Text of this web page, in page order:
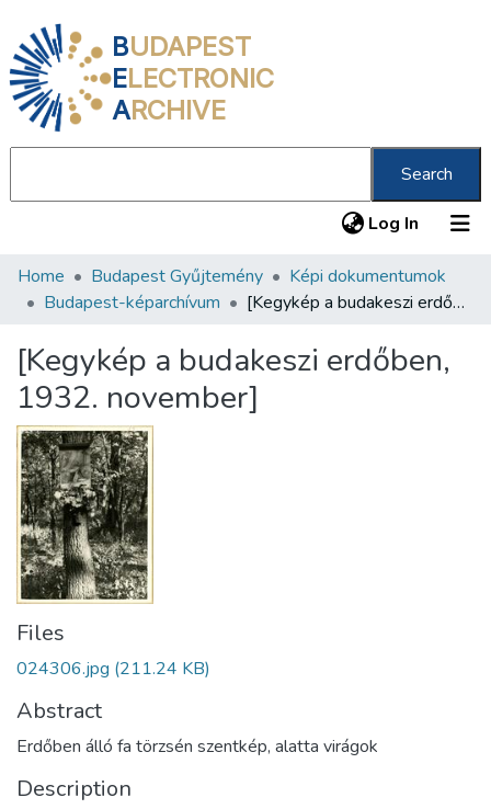
BUDAPEST
ELECTRONIC
ARCHIVE
Search
Log In (current)
Communities & Collections
Statistics
About us
Home Budapest Gyűjtemény
Képi dokumentumok
Budapest-képarchívum
[Kegykép a budakeszi erdőben, 1932. november]
[Kegykép a budakeszi erdőben,
1932. november]
Files
024306.jpg (211.24 KB)
Abstract
Erdőben álló fa törzsén szentkép, alatta virágok
Description